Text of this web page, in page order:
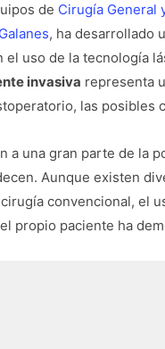
de Cirugía General
, ha desarrollado
el uso de la tecnología
invasiva representa
las posibles
a una gran parte de la
Aunque existen
convencional, el
propio paciente ha